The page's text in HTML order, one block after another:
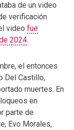
de un video
verificación
video fue
2024.
el entonces
Del Castillo,
muertes. En
en
parte de
Evo Morales,